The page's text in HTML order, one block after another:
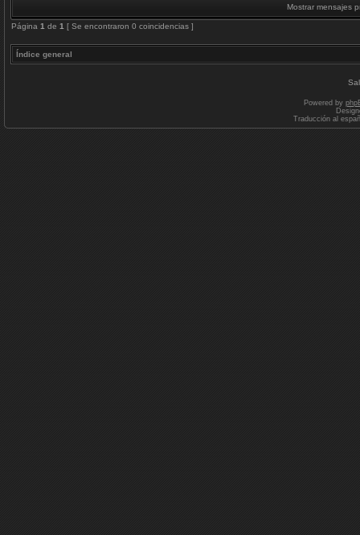
Mostrar mensajes
Página 1 de 1 [ Se encontraron 0 coincidencias ]
Índice general
Powered by
Traducción al